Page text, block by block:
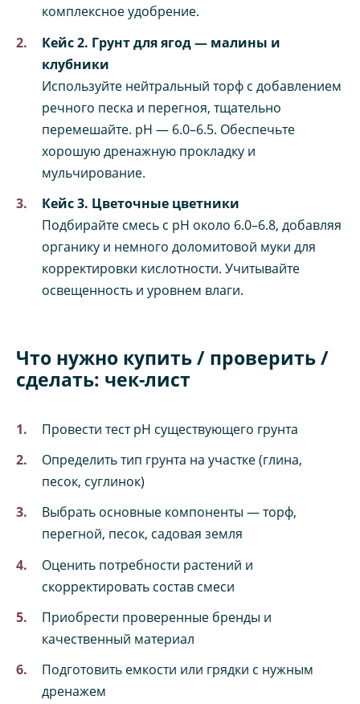
комплексное удобрение.
Кейс 2. Грунт для ягод — малины и
клубники
Используйте нейтральный торф с добавлением
речного песка и перегноя, тщательно
перемешайте. pH — 6.0–6.5. Обеспечьте
хорошую дренажную прокладку и
мульчирование.
Кейс 3. Цветочные цветники
Подбирайте смесь с pH около 6.0–6.8, добавляя
органику и немного доломитовой муки для
корректировки кислотности. Учитывайте
освещенность и уровнем влаги.
Что нужно купить / проверить /
сделать: чек-лист
Провести тест pH существующего грунта
Определить тип грунта на участке (глина,
песок, суглинок)
Выбрать основные компоненты — торф,
перегной, песок, садовая земля
Оценить потребности растений и
скорректировать состав смеси
Приобрести проверенные бренды и
качественный материал
Подготовить емкости или грядки с нужным
дренажем